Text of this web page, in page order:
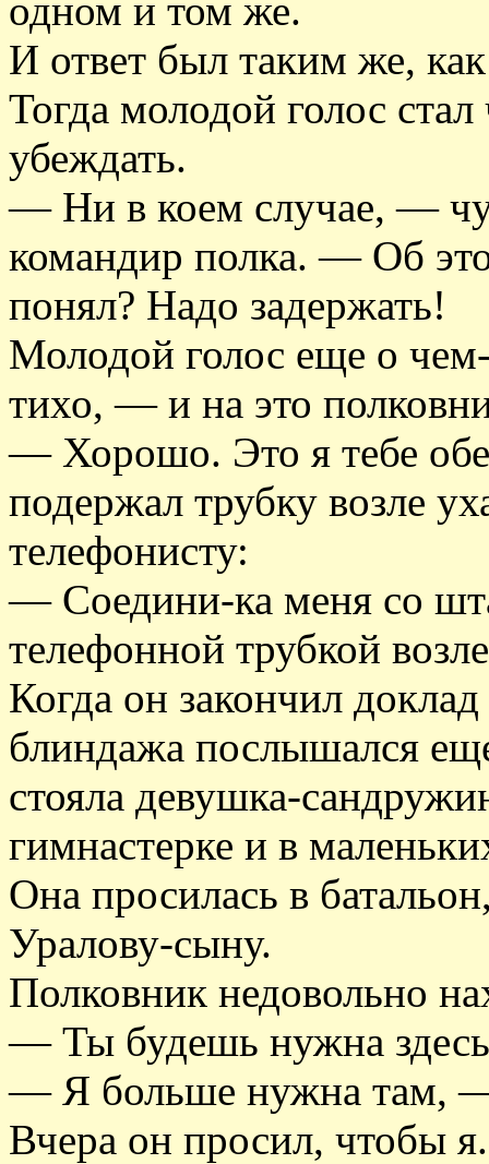
одном и том же.
И ответ был таким же,
Тогда молодой голос
убеждать.
— Ни в коем случае, —
командир полка. — Об
понял? Надо задержать!
Молодой голос еще о
тихо, — и на это
— Хорошо. Это я тебе
подержал трубку возле
телефонисту:
— Соедини-ка меня со
телефонной трубкой
Когда он закончил
блиндажа послышался
стояла девушка-
гимнастерке и в
Она просилась в
Уралову-сыну.
Полковник недовольно
— Ты будешь нужна
— Я больше нужна там,
Вчера он просил, чтобы